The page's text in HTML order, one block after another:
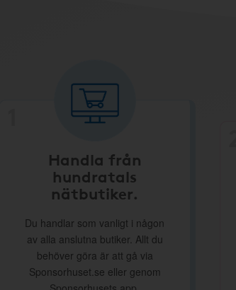
Handla från
hundratals
nätbutiker.
Du handlar som vanligt i någon
av alla anslutna butiker. Allt du
behöver göra är att gå via
Sponsorhuset.se eller genom